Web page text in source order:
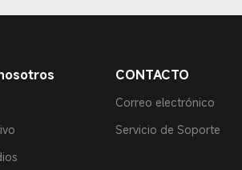
CONTACTO
Correo electrónico
Servicio de Soporte